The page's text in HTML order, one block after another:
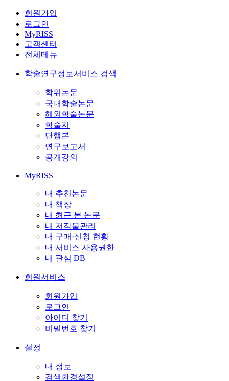
회원가입
로그인
MyRISS
고객센터
전체메뉴
학술연구정보서비스 검색
학위논문
국내학술논문
해외학술논문
학술지
단행본
연구보고서
공개강의
MyRISS
내 추천논문
내 책장
내 최근 본 논문
내 저작물관리
내 구매·신청 현황
내 서비스 사용권한
내 관심 DB
회원서비스
회원가입
로그인
아이디 찾기
비밀번호 찾기
설정
내 정보
검색환경설정